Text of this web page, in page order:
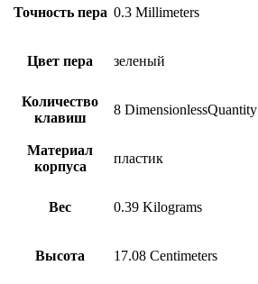
Точность пера 0.3 Millimeters
Цвет пера зеленый
Количество
клавиш
8 DimensionlessQuantity
Материал
корпуса
пластик
Вес 0.39 Kilograms
Высота 17.08 Centimeters